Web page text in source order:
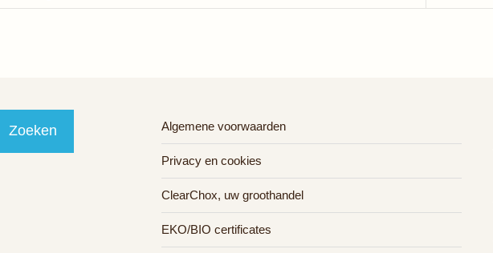
Zoeken Algemene voorwaarden
Privacy en cookies
ClearChox, uw groothandel
EKO/BIO certificates